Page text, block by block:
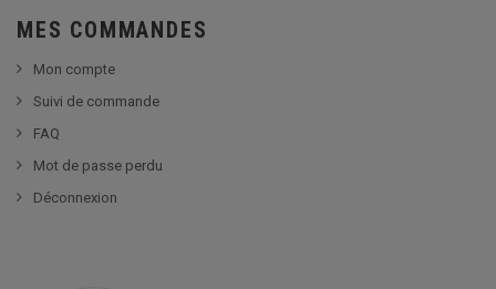
MES COMMANDES
Mon compte
Suivi de commande
FAQ
Mot de passe perdu
Déconnexion